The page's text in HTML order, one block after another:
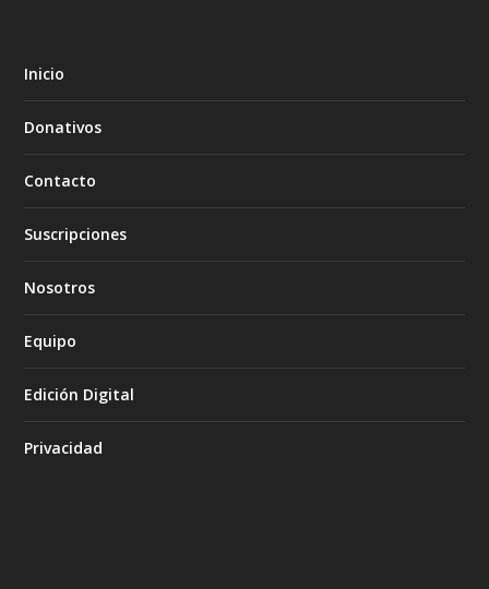
Inicio
Donativos
Contacto
Suscripciones
Nosotros
Equipo
Edición Digital
Privacidad